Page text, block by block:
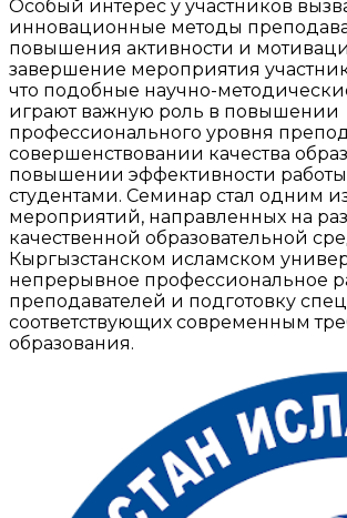
Особый интерес у участников
инновационные методы
повышения активности и
завершение мероприятия
что подобные научно-
играют важную роль в повышении
профессионального уровня
совершенствовании качества
повышении эффективности работы
студентами. Семинар стал одним
мероприятий, направленных на
качественной образовательной
Кыргызстанском исламском
непрерывное профессиональное
преподавателей и подготовку
соответствующих современным
образования.